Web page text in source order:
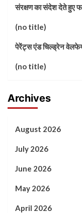
संरक्षण का संदेश देते हुए
(no title)
पेरेंट्स एंड चिल्ड्रेन
(no title)
Archives
August 2026
July 2026
June 2026
May 2026
April 2026